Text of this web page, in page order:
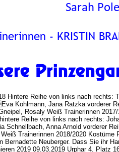
Sarah
- KRISTIN